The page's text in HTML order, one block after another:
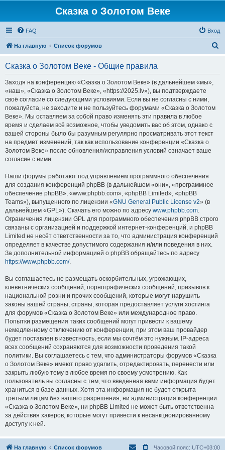
Сказка о Золотом Веке
FAQ Вход
На главную Список форумов
Сказка о Золотом Веке - Общие правила
Заходя на конференцию «Сказка о Золотом Веке» (в дальнейшем «мы»,
«наш», «Сказка о Золотом Веке», «https://2025.lv»), вы подтверждаете
своё согласие со следующими условиями. Если вы не согласны с ними,
пожалуйста, не заходите и не пользуйтесь форумами «Сказка о Золотом
Веке». Мы оставляем за собой право изменять эти правила в любое
время и сделаем всё возможное, чтобы уведомить вас об этом, однако с
вашей стороны было бы разумным регулярно просматривать этот текст
на предмет изменений, так как использование конференции «Сказка о
Золотом Веке» после обновления/исправления условий означает ваше
согласие с ними.
Наши форумы работают под управлением программного обеспечения
для создания конференций phpBB (в дальнейшем «они», «программное
обеспечение phpBB», «www.phpbb.com», «phpBB Limited», «phpBB
Teams»), выпущенного по лицензии «GNU General Public License v2» (в
дальнейшем «GPL»). Скачать его можно по адресу www.phpbb.com.
Ограничения лицензии GPL для программного обеспечения phpBB строго
связаны с организацией и поддержкой интернет-конференций, и phpBB
Limited не несёт ответственности за то, что администрация конференций
определяет в качестве допустимого содержания и/или поведения в них.
За дополнительной информацией о phpBB обращайтесь по адресу
https://www.phpbb.com/.
Вы соглашаетесь не размещать оскорбительных, угрожающих,
клеветнических сообщений, порнографических сообщений, призывов к
национальной розни и прочих сообщений, которые могут нарушить
законы вашей страны, страны, которая предоставляет услуги хостинга
для форумов «Сказка о Золотом Веке» или международное право.
Попытки размещения таких сообщений могут привести к вашему
немедленному отключению от конференции, при этом ваш провайдер
будет поставлен в известность, если мы сочтём это нужным. IP-адреса
всех сообщений сохраняются для возможности проведения такой
политики. Вы соглашаетесь с тем, что администраторы форумов «Сказка
о Золотом Веке» имеют право удалить, отредактировать, перенести или
закрыть любую тему в любое время по своему усмотрению. Как
пользователь вы согласны с тем, что введённая вами информация будет
храниться в базе данных. Хотя эта информация не будет открыта
третьим лицам без вашего разрешения, ни администрация конференции
«Сказка о Золотом Веке», ни phpBB Limited не может быть ответственна
за действия хакеров, которые могут привести к несанкционированному
доступу к ней.
На главную Список форумов Часовой пояс: UTC+03:00